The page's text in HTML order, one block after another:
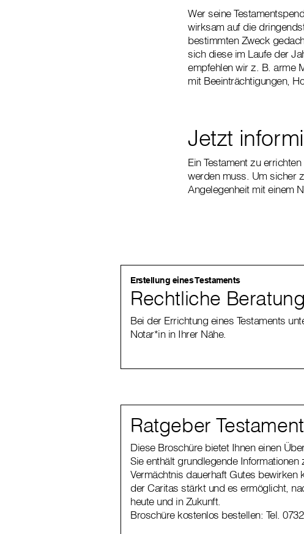
Wer seine
wirksam auf die
bestimmten Zweck
sich diese im Laufe der
empfehlen wir z. B. arme
mit Beeinträchtigungen,
Jetzt
Ein Testament zu
werden muss. Um sicher
Angelegenheit mit einem
Erstellung eines Testaments
Rechtliche Beratung
Bei der Errichtung eines Testaments
Notar*in in Ihrer Nähe.
Ratgeber
Diese Broschüre bietet Ihnen einen
Sie enthält grundlegende
Vermächtnis dauerhaft Gutes bewirken
der Caritas stärkt und es ermöglicht,
heute und in Zukunft.
Broschüre kostenlos bestellen: Tel.